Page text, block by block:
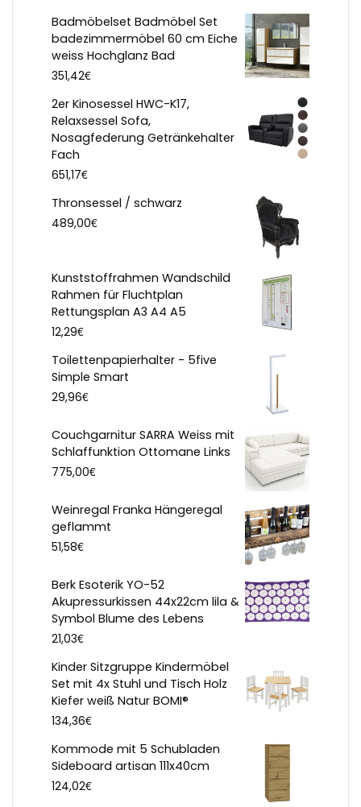
Badmöbelset Badmöbel Set
badezimmermöbel 60 cm Eiche
weiss Hochglanz Bad
351,42€
2er Kinosessel HWC-K17,
Relaxsessel Sofa,
Nosagfederung Getränkehalter
Fach
651,17€
Thronsessel / schwarz
489,00€
Kunststoffrahmen Wandschild
Rahmen für Fluchtplan
Rettungsplan A3 A4 A5
12,29€
Toilettenpapierhalter - 5five
Simple Smart
29,96€
Couchgarnitur SARRA Weiss mit
Schlaffunktion Ottomane Links
775,00€
Weinregal Franka Hängeregal
geflammt
51,58€
Berk Esoterik YO-52
Akupressurkissen 44x22cm lila &
Symbol Blume des Lebens
21,03€
Kinder Sitzgruppe Kindermöbel
Set mit 4x Stuhl und Tisch Holz
Kiefer weiß Natur BOMI®
134,36€
Kommode mit 5 Schubladen
Sideboard artisan 111x40cm
124,02€